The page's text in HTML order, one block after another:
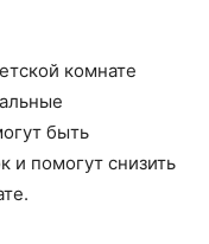
комнате
быть
и помогут снизить